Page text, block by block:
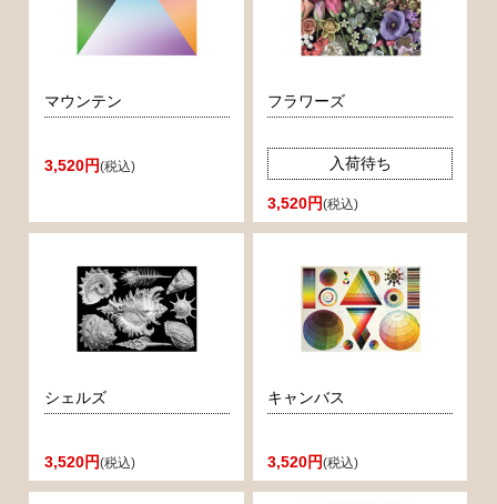
マウンテン
3,520円(税込)
フラワーズ
入荷待ち
3,520円(税込)
シェルズ
3,520円(税込)
キャンバス
3,520円(税込)